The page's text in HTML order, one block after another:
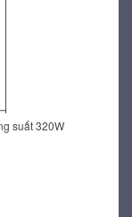
suất 320W